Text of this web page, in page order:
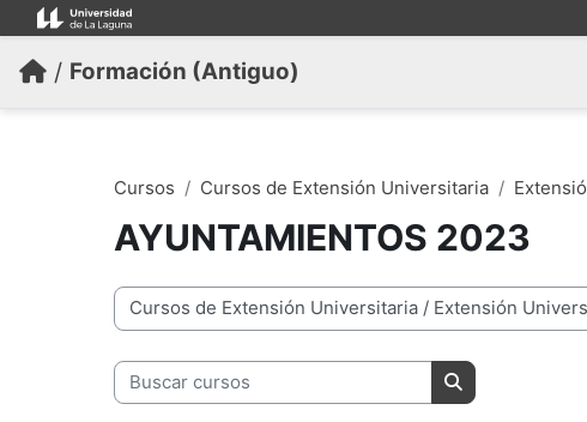
Salta al contenido principal
/ Formación (Antiguo)
Cursos Cursos de Extensión Universitaria
AYUNTAMIENTOS 2023
Categorías
Buscar cursos
Buscar cursos